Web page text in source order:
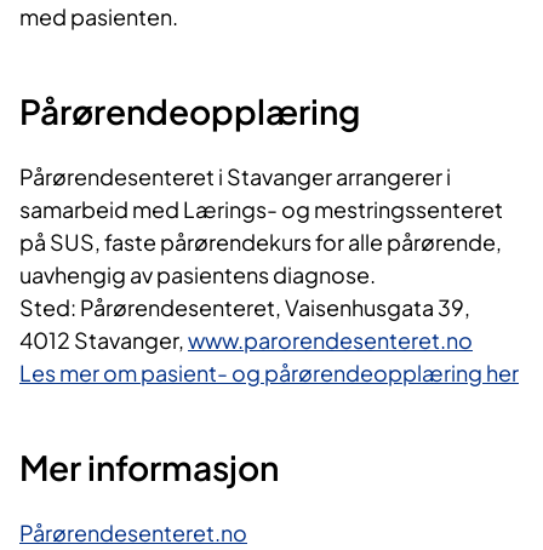
med pasienten.
Pårørendeopplæring
Pårørendesenteret i Stavanger arrangerer i
samarbeid med Lærings- og mestringssenteret
på SUS, faste pårørendekurs for alle pårørende,
uavhengig av pasientens diagnose.
Sted: Pårørendesenteret, Vaisenhusgata 39,
4012 Stavanger,www.parorendesenteret.no
Les mer om pasient- og pårørendeopplæring her
Mer informasjon
Pårørendesenteret.no